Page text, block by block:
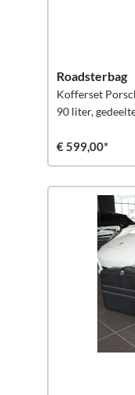
Roadsterbag
Kofferset
90 liter,
€ 599,00*